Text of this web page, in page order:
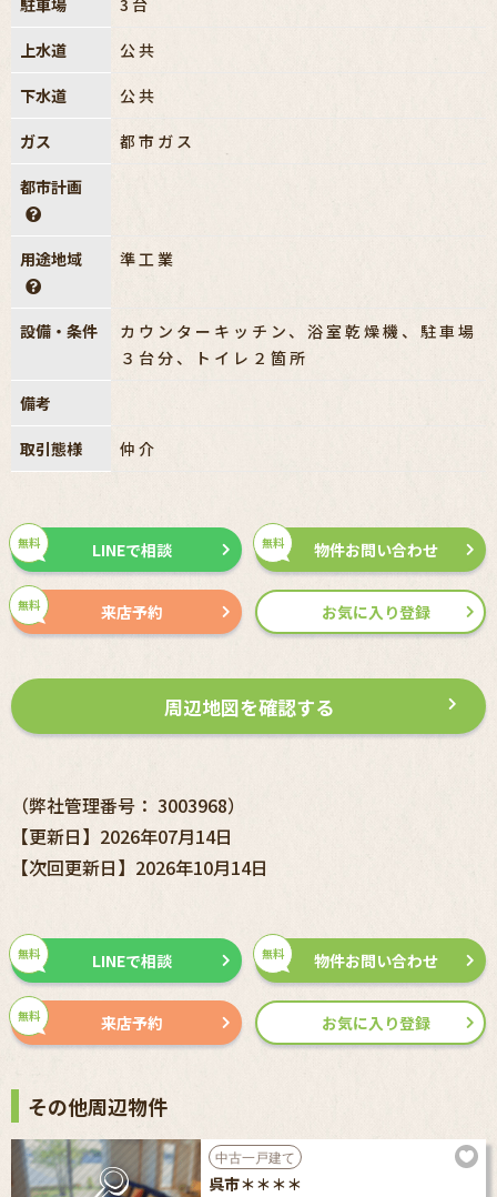
駐車場 3台
上水道 公共
下水道 公共
ガス 都市ガス
都市計画
用途地域 準工業
設備・条件
カウンターキッチン、浴室乾燥機、駐車場
３台分、トイレ２箇所
備考
取引態様 仲介
無料 物件お問い合わせ
無料 LINEで相談
無料 来店予約 お気に入り登録
周辺地図を確認する
（弊社管理番号： 3003968）
【更新日】2026年07月14日
【次回更新日】2026年10月14日
無料 物件お問い合わせ
無料 LINEで相談
無料 来店予約 お気に入り登録
その他周辺物件
中古一戸建て
呉市＊＊＊＊